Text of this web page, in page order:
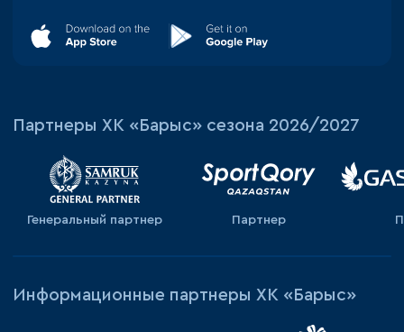
Партнеры ХК «Барыс» сезона 2026/2027
Генеральный партнер Партнер
Информационные партнеры ХК «Барыс»